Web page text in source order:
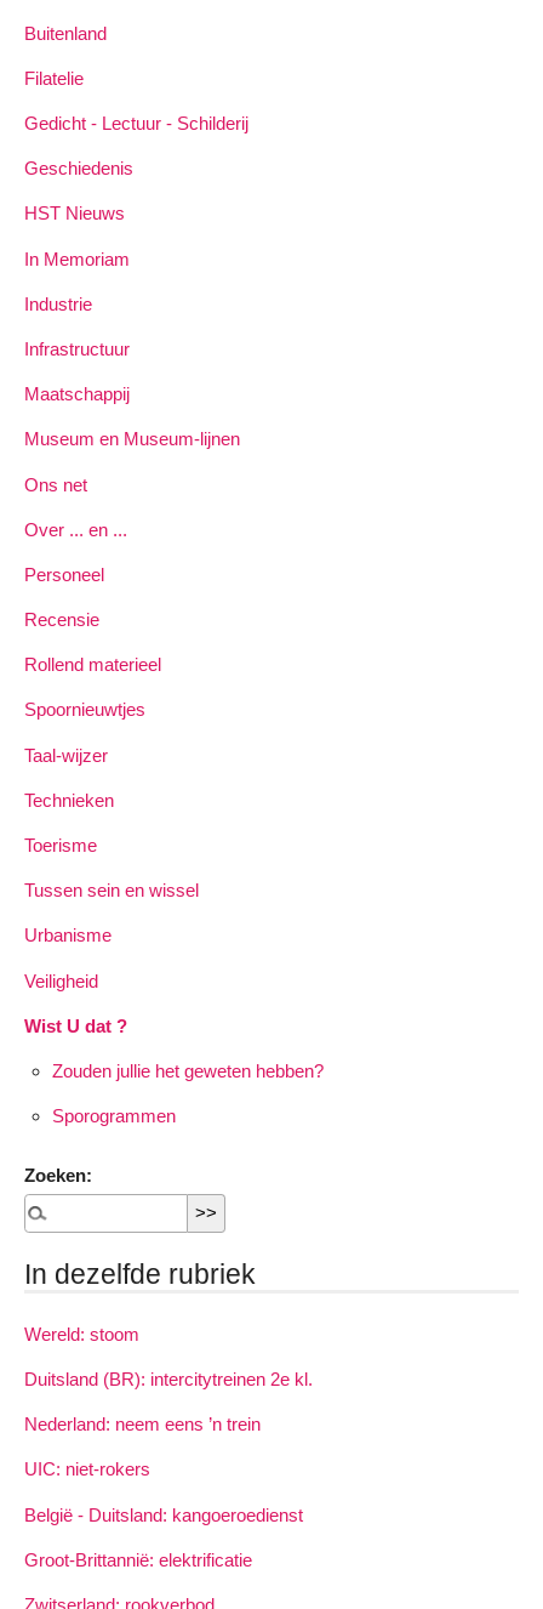
Buitenland
Filatelie
Gedicht - Lectuur - Schilderij
Geschiedenis
HST Nieuws
In Memoriam
Industrie
Infrastructuur
Maatschappij
Museum en Museum-lijnen
Ons net
Over ... en ...
Personeel
Recensie
Rollend materieel
Spoornieuwtjes
Taal-wijzer
Technieken
Toerisme
Tussen sein en wissel
Urbanisme
Veiligheid
Wist U dat ?
Zouden jullie het geweten hebben?
Sporogrammen
Zoeken:
In dezelfde rubriek
Wereld: stoom
Duitsland (BR): intercitytreinen 2e kl.
Nederland: neem eens ’n trein
UIC: niet-rokers
België - Duitsland: kangoeroedienst
Groot-Brittannië: elektrificatie
Zwitserland: rookverbod